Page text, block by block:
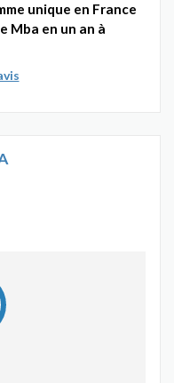
unique en France
Mba en un an à